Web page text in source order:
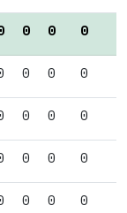
0 0 0
0 0 0
0 0 0
0 0 0
0 0 0